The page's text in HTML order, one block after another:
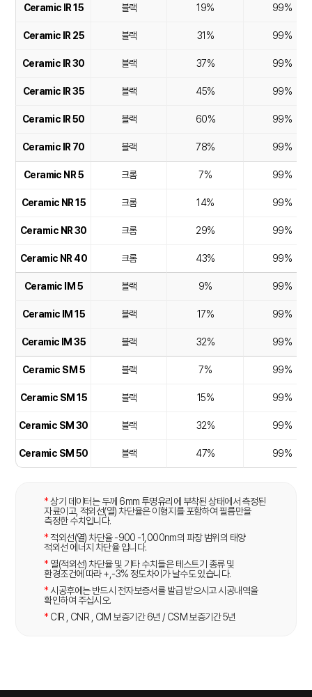
Ceramic IR 15 블랙 19% 99%
Ceramic IR 25 블랙 31% 99%
Ceramic IR 30 블랙 37% 99%
Ceramic IR 35 블랙 45% 99%
Ceramic IR 50 블랙 60% 99%
Ceramic IR 70 블랙 78% 99%
Ceramic NR 5 크롬 7% 99%
Ceramic NR 15 크롬 14% 99%
Ceramic NR 30 크롬 29% 99%
Ceramic NR 40 크롬 43% 99%
Ceramic IM 5 블랙 9% 99%
Ceramic IM 15 블랙 17% 99%
Ceramic IM 35 블랙 32% 99%
Ceramic SM 5 블랙 7% 99%
Ceramic SM 15 블랙 15% 99%
Ceramic SM 30 블랙 32% 99%
Ceramic SM 50 블랙 47% 99%
*상기 데이터는 두께 6mm 투명유리에 부착된 상태에서 측정된
자료이고, 적외선(열) 차단율은 이형지를 포함하여 필름만을
측정한 수치입니다.
*적외선(열) 차단율 -900 -1,000nm의 파장 범위의 태양
적외선 에너지 차단율 입니다.
* 열(적외선) 차단율 및 기타 수치들은 테스트기 종류 및
환경조건에 따라 +,-3% 정도차이가 날수도 있습니다.
* 시공후에는 반드시 전자보증서를 발급 받으시고 시공내역을
확인하여 주십시오.
* CIR , CNR , CIM 보증기간 6년 / CSM 보증기간 5년